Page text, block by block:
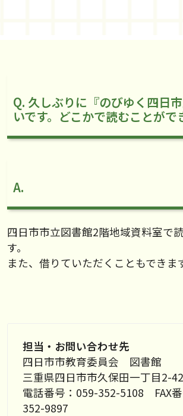
Q. 久しぶりに『のびゆく四日
いです。どこかで読むことがで
A.
四日市市立図書館2階地域資料室で
す。
また、借りていただくこともできま
担当・お問い合わせ先
四日市市教育委員会 図書館
三重県四日市市久保田一丁目2-42
電話番号：059-352-5108 FAX
352-9897